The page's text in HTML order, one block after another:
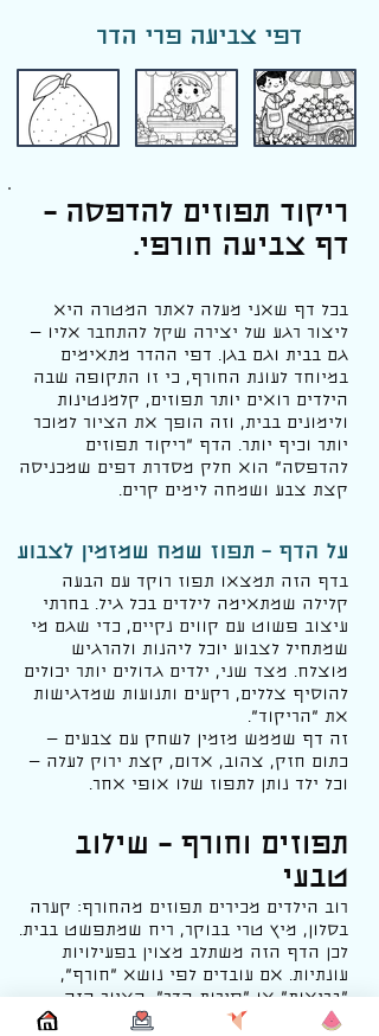
דפי צביעה פרי הדר
ריקוד תפוזים להדפסה –
דף צביעה חורפי.
בכל דף שאני מעלה לאתר המטרה היא
ליצור רגע של יצירה שקל להתחבר אליו —
גם בבית וגם בגן. דפי ההדר מתאימים
במיוחד לעונת החורף, כי זו התקופה שבה
הילדים רואים יותר תפוזים, קלמנטינות
ולימונים בבית, וזה הופך את הציור למוכר
יותר וכיף יותר. הדף “ריקוד תפוזים
להדפסה” הוא חלק מסדרת דפים שמכניסה
קצת צבע ושמחה לימים קרים.
על הדף – תפוז שמח שמזמין לצבוע
בדף הזה תמצאו תפוז רוקד עם הבעה
קלילה שמתאימה לילדים בכל גיל. בחרתי
עיצוב פשוט עם קווים נקיים, כדי שגם מי
שמתחיל לצבוע יוכל ליהנות ולהרגיש
מוצלח. מצד שני, ילדים גדולים יותר יכולים
להוסיף צללים, רקעים ותנועות שמדגישות
את “הריקוד”.
זה דף שממש מזמין לשחק עם צבעים —
כתום חזק, צהוב, אדום, קצת ירוק לעלה —
וכל ילד נותן לתפוז שלו אופי אחר.
תפוזים וחורף – שילוב
טבעי
רוב הילדים מכירים תפוזים מהחורף: קערה
בסלון, מיץ טרי בבוקר, ריח שמתפשט בבית.
לכן הדף הזה משתלב מצוין בפעילויות
עונתיות. אם עובדים לפי נושא “חורף”,
“בריאות” או “פירות הדר”, הציור הזה
מתאים בדיוק.